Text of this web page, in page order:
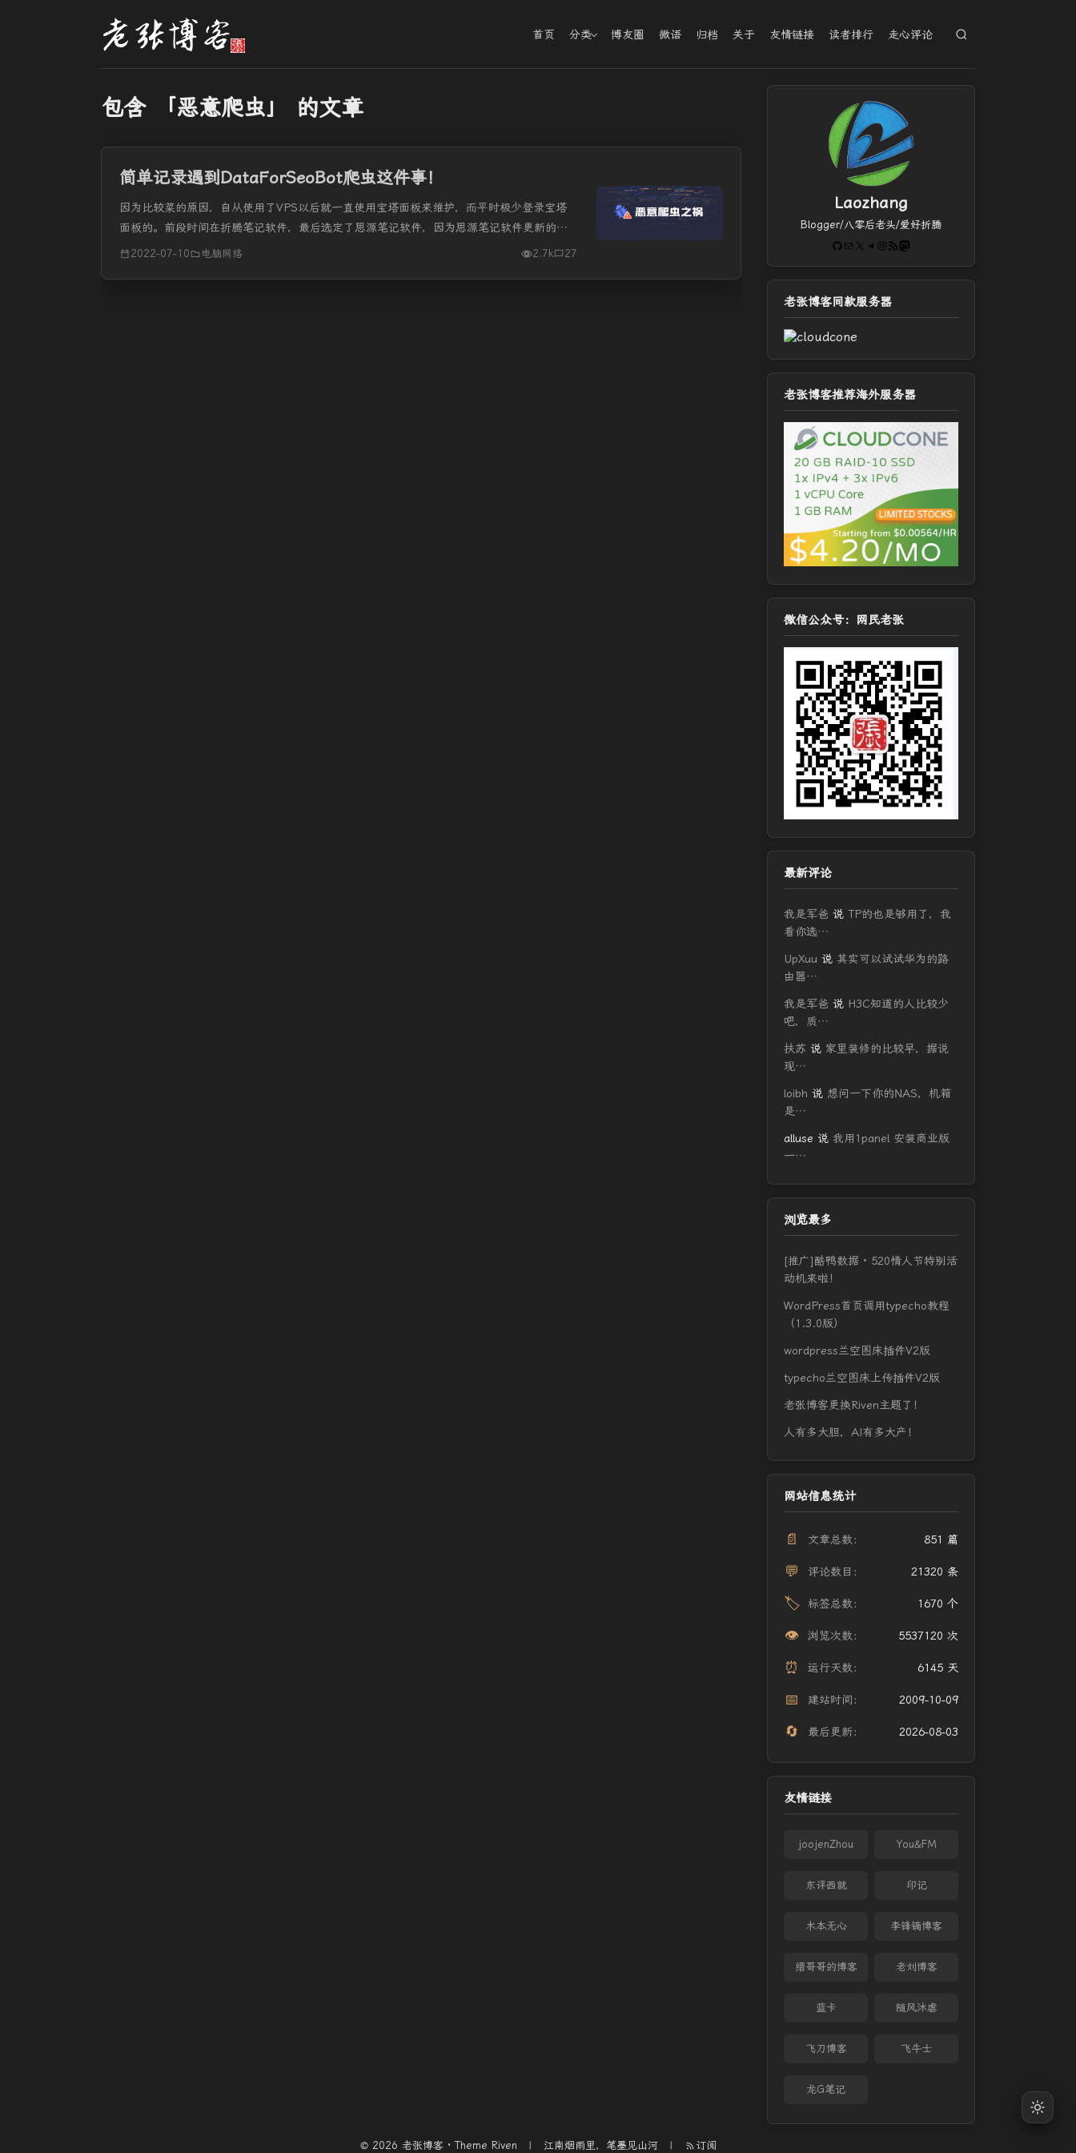
首页 分类 博友圈 微语 归档 关于 友情链接 读者排行 走心评论
包含 「恶意爬虫」 的文章
简单记录遇到DataForSeoBot爬虫这件事！
因为比较菜的原因，自从使用了VPS以后就一直使用宝塔面板来维护，而平时极少登录宝塔
面板的。前段时间在折腾笔记软件，最后选定了思源笔记软件，因为思源笔记软件更新的频
率真的非常快，也就随着思源笔记软件更新而登录宝塔进行更新。前天登录宝塔后台...
2022-07-10 电脑网络 2.7k 27
Laozhang
Blogger/八零后老头/爱好折腾
GitHub
电子邮件 X Telegram
Instagram
RSS FeedMastodon
老张博客同款服务器
老张博客推荐海外服务器
微信公众号：网民老张
最新评论
我是军爸 说 TP的也是够用了，我
看你选…
UpXuu 说 其实可以试试华为的路
由器…
我是军爸 说 H3C知道的人比较少
吧，质…
扶苏 说 家里装修的比较早，据说
现…
loibh 说 想问一下你的NAS，机箱
是…
alluse 说 我用1panel 安装商业版
一…
浏览最多
[推广]酷鸭数据 · 520情人节特别活
动机来啦！
WordPress首页调用typecho教程
（1.3.0版）
wordpress兰空图床插件V2版
typecho兰空图床上传插件V2版
老张博客更换Riven主题了！
人有多大胆，AI有多大产！
网站信息统计
📄 文章总数： 851 篇
💬 评论数目： 21320 条
🏷️ 标签总数： 1670 个
👁️ 浏览次数： 5537120 次
⏰ 运行天数： 6145 天
📅 建站时间： 2009-10-09
🔄 最后更新： 2026-08-03
友情链接
joojenZhou You&FM
东评西就 印记
木本无心 李锋镝博客
缙哥哥的博客 老刘博客
蓝卡 随风沐虐
飞刀博客 飞牛士
龙G笔记
© 2026 老张博客 · Theme Riven 江南烟雨里，笔墨见山河 订阅